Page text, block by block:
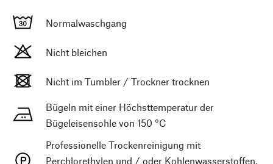
Normalwaschgang
Nicht bleichen
Nicht im Tumbler / Trockner trocknen
Bügeln mit einer Höchsttemperatur der
Bügeleisensohle von 150 °C
Professionelle Trockenreinigung mit
Perchlorethylen und / oder Kohlenwasserstoffen,